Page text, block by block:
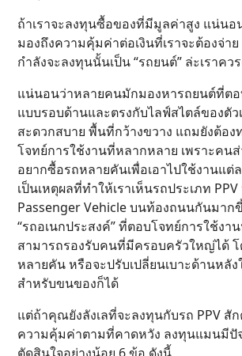
ถ้าเราจะลงทุนซื้อของที่มีมูลค่าสูง แน่นอ
มองถึงความคุ้มค่าต่อเงินที่เราจะต้องจ่า
กำลังจะลงทุนนั้นเป็น “รถยนต์” ล่ะเราคว
แน่นอนว่าหลายคนมักมองหารถยนต์ที่ตอ
แบบรอบด้านและตรงกับไลฟ์สไตล์ของตัว
สะดวกสบาย พื้นที่กว้างขวาง แถมยังต้อ
โจทย์การใช้งานที่หลากหลาย เพราะคน
อยากซื้อรถหลายคันเพื่อเอาไปใช้งานแต่
เป็นเหตุผลที่ทำให้เราเห็นรถประเภท
Passenger Vehicle บนท้องถนนกันมาก
“รถอเนกประสงค์” ที่ตอบโจทย์การใช้งา
สามารถรองรับคนที่มีครอบครัวใหญ่ได้
หลายคัน หรือจะปรับเปลี่ยนเบาะด้านหลั
สำหรับขนของก็ได้
แต่ถ้าคุณยังลังเลที่จะลงทุนกับรถ PPV สั
ความคุ้มค่าตามที่คาดหวัง ลงทุนแมนมีปั